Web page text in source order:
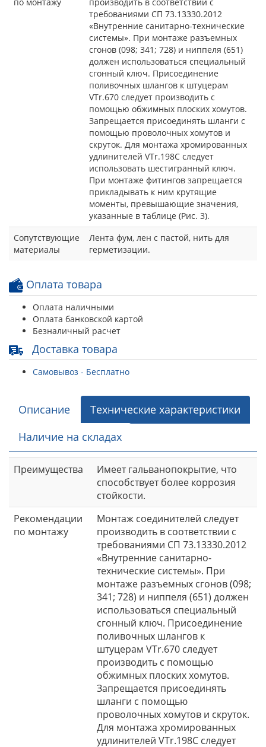
требованиями СП 73.13330.2012
«Внутренние санитарно-технические
системы». При монтаже разъемных
сгонов (098; 341; 728) и ниппеля (651)
должен использоваться специальный
сгонный ключ. Присоединение
поливочных шлангов к штуцерам
VTr.670 следует производить с
помощью обжимных плоских хомутов.
Запрещается присоединять шланги с
помощью проволочных хомутов и
скруток. Для монтажа хромированных
удлинителей VTr.198C следует
использовать шестигранный ключ.
При монтаже фитингов запрещается
прикладывать к ним крутящие
моменты, превышающие значения,
указанные в таблице (Рис. 3).
Сопутствующие
материалы
Лента фум, лен с пастой, нить для
герметизации.
Оплата товара
Оплата наличными
Оплата банковской картой
Безналичный расчет
Доставка товара
Самовывоз - Бесплатно
Описание
Технические характеристики
Наличие на складах
Преимущества
Имеет гальванопокрытие, что
способствует более коррозия
стойкости.
Рекомендации
по монтажу
Монтаж соединителей следует
производить в соответствии с
требованиями СП 73.13330.2012
«Внутренние санитарно-
технические системы». При
монтаже разъемных сгонов (098;
341; 728) и ниппеля (651) должен
использоваться специальный
сгонный ключ. Присоединение
поливочных шлангов к
штуцерам VTr.670 следует
производить с помощью
обжимных плоских хомутов.
Запрещается присоединять
шланги с помощью
проволочных хомутов и скруток.
Для монтажа хромированных
удлинителей VTr.198C следует